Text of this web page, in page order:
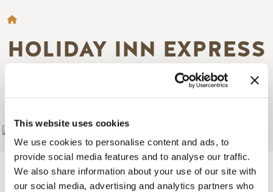
This website uses cookies
We use cookies to personalise content and ads, to
provide social media features and to analyse our traffic.
We also share information about your use of our site with
our social media, advertising and analytics partners who
FIL D'ARIANE
HOLIDAY INN EXPRESS
GOLDEN - KICKING
HORSE